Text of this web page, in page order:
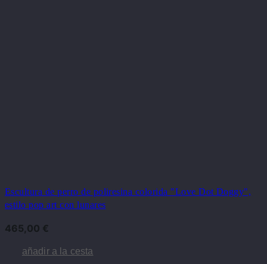
Escultura de perro de poliresina colorida "Love Dot Doggy",
estilo pop art con lunares
465,00 €
añadir a la cesta